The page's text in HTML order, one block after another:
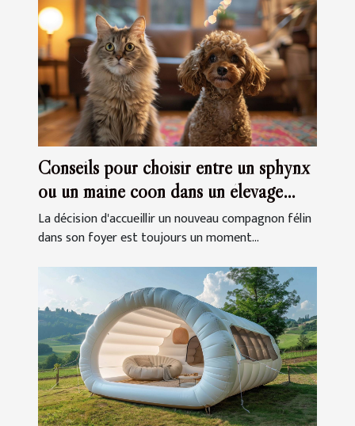
Conseils pour choisir entre un sphynx
ou un maine coon dans un élevage
familial
La décision d'accueillir un nouveau compagnon félin
dans son foyer est toujours un moment...